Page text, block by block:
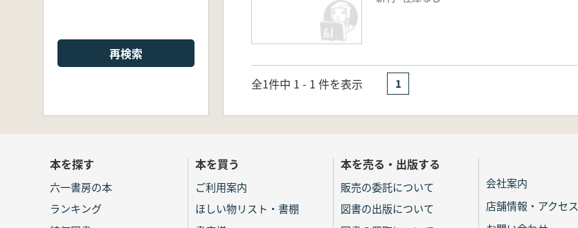
再検索
全1件中 1 - 1 件を表示 1
本を探す
六一書房の本
ランキング
本を買う
ご利用案内
ほしい物リスト・書棚
本を売る・出版する
販売の委託について
図書の出版について
会社案内
店舗情報・アクセス